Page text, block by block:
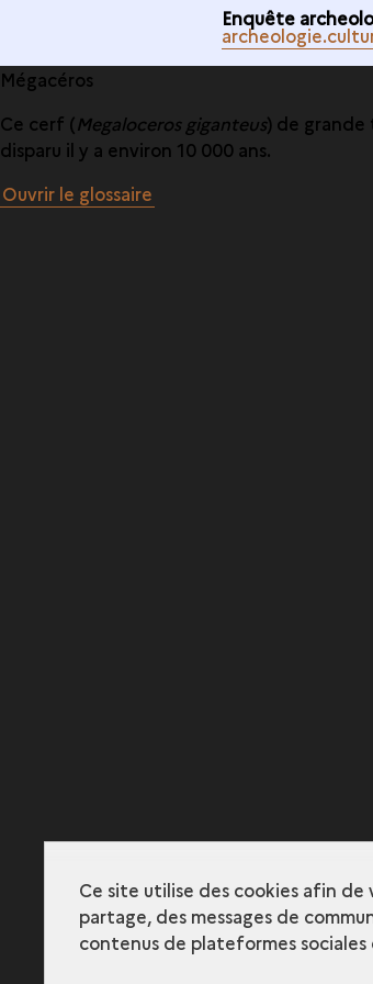
Enquête
Mégacéros
Ce cerf (Megaloceros giganteus) de grande
disparu il y a environ 10 000 ans.
Ouvrir le glossaire
Ce site utilise des cookies afin de
partage, des messages de
contenus de plateformes